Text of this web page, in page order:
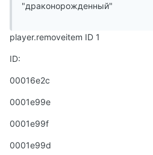
"драконорожденный"
player.removeitem ID 1
ID:
00016e2c
0001e99e
0001e99f
0001e99d